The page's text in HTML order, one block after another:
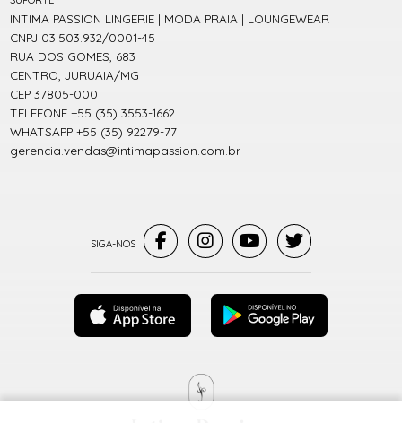
INTIMA PASSION LINGERIE | MODA PRAIA | LOUNGEWEAR
CNPJ 03.503.932/0001-45
RUA DOS GOMES, 683
CENTRO, JURUAIA/MG
CEP 37805-000
TELEFONE +55 (35) 3553-1662
WHATSAPP +55 (35) 92279-77
gerencia.vendas@intimapassion.com.br